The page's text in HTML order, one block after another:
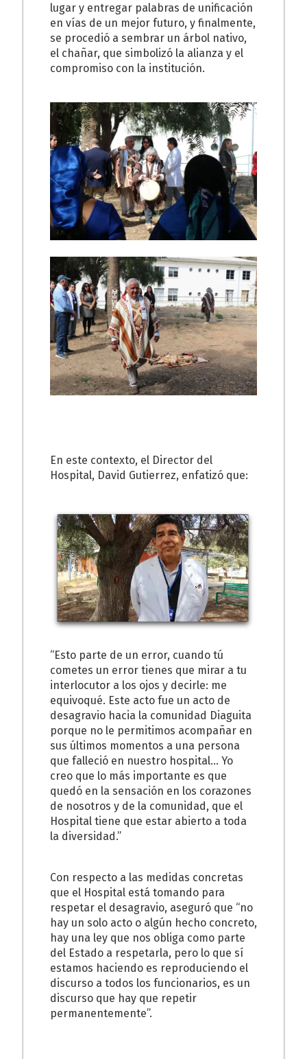
lugar y entregar palabras de unificación
en vías de un mejor futuro, y finalmente,
se procedió a sembrar un árbol nativo,
el chañar, que simbolizó la alianza y el
compromiso con la institución.
En este contexto, el Director del
Hospital, David Gutierrez, enfatizó que:
“Esto parte de un error, cuando tú
cometes un error tienes que mirar a tu
interlocutor a los ojos y decirle: me
equivoqué. Este acto fue un acto de
desagravio hacia la comunidad Diaguita
porque no le permitimos acompañar en
sus últimos momentos a una persona
que falleció en nuestro hospital… Yo
creo que lo más importante es que
quedó en la sensación en los corazones
de nosotros y de la comunidad, que el
Hospital tiene que estar abierto a toda
la diversidad.”
Con respecto a las medidas concretas
que el Hospital está tomando para
respetar el desagravio, aseguró que “no
hay un solo acto o algún hecho concreto,
hay una ley que nos obliga como parte
del Estado a respetarla, pero lo que sí
estamos haciendo es reproduciendo el
discurso a todos los funcionarios, es un
discurso que hay que repetir
permanentemente”.